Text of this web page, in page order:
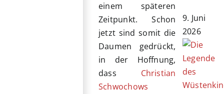
einem späteren
Zeitpunkt. Schon
jetzt sind somit die
Daumen gedrückt,
in der Hoffnung,
dass Christian
Schwochows
9. Juni
2026